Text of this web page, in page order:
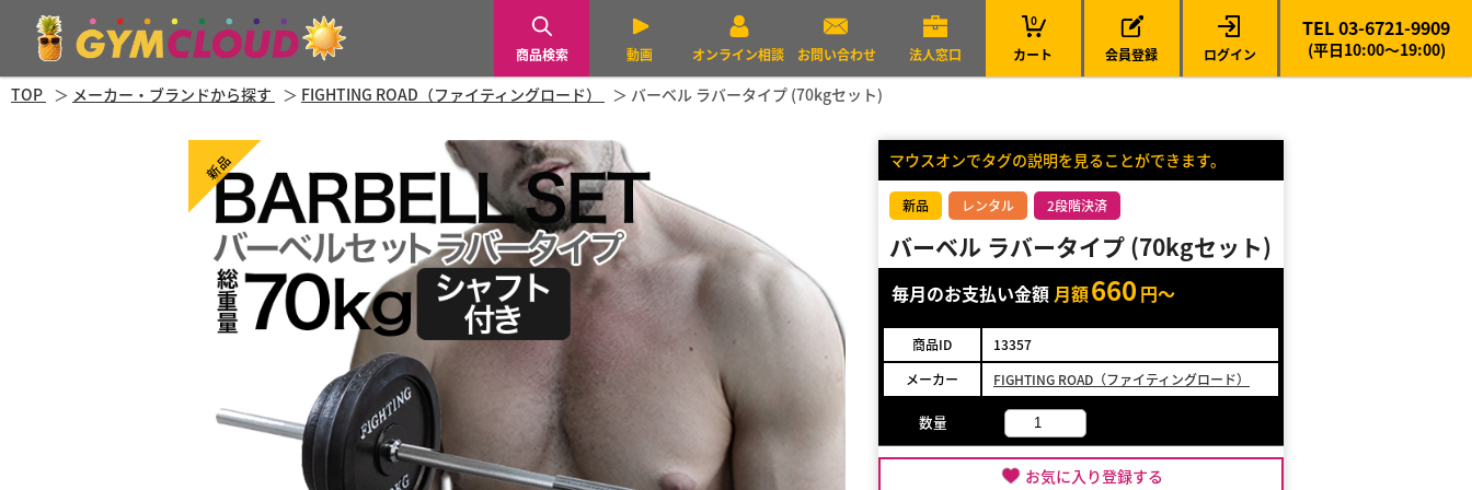
商品検索 動画 オンライン相談 お問い合わせ 法人窓口 カート
0
会員登録 ログイン
TEL 03-6721-9909
(平日10:00～19:00)
TOP メーカー・ブランドから探す FIGHTING ROAD（ファイティングロード） バーベル ラバータイプ (70kgセット)
新品 マウスオンでタグの説明を見ることができます。
新品 レンタル 2段階決済
バーベル ラバータイプ (70kgセット)
毎月のお支払い金額 月額660 円～
商品ID
13357
メーカー
FIGHTING ROAD（ファイティングロード）
数量
お気に入り登録する